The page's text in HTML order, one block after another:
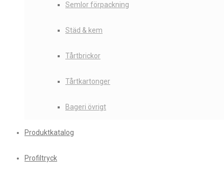
Semlor förpackning
Städ & kem
Tårtbrickor
Tårtkartonger
Bageri övrigt
Produktkatalog
Profiltryck